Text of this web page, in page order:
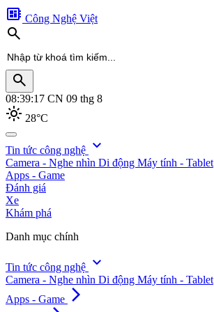
developer_board Công Nghệ Việt
search
search
08:39:20 CN 09 thg 8
light_mode 28°C
search
Tin tức công nghệ expand_more
Camera - Nghe nhìn Di động Máy tính - Tablet
Apps - Game
Đánh giá
Xe
Khám phá
Danh mục chính
Tin tức công nghệ expand_more
Camera - Nghe nhìn Di động Máy tính - Tablet
Apps - Game arrow_forward_ios